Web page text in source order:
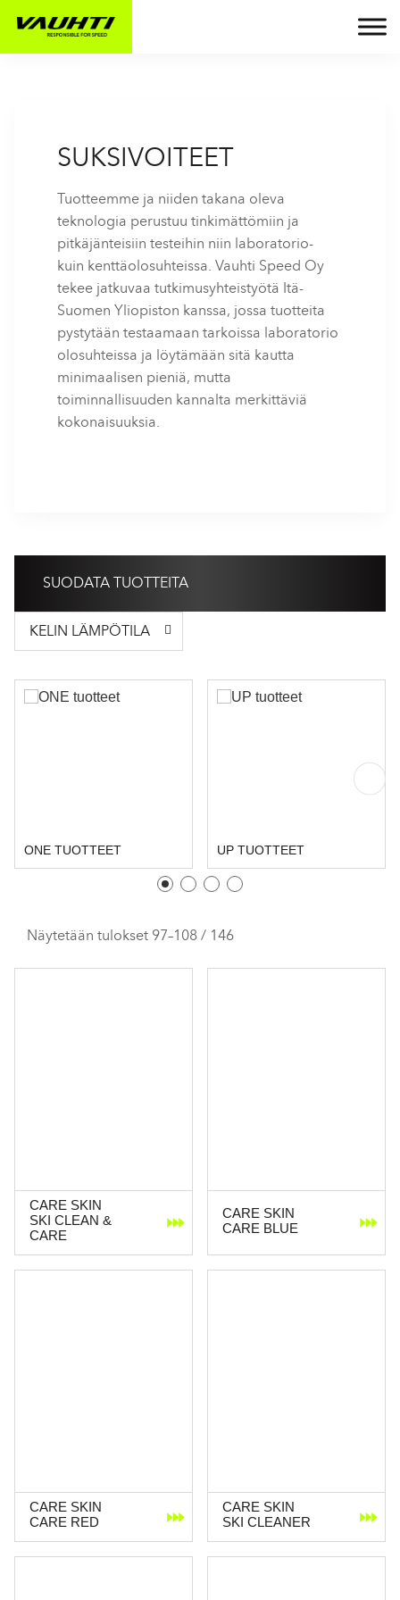
SUKSIVOITEET
Tuotteemme ja niiden takana oleva
teknologia perustuu tinkimättömiin ja
pitkäjänteisiin testeihin niin laboratorio-
kuin kenttäolosuhteissa. Vauhti Speed Oy
tekee jatkuvaa tutkimusyhteistyötä Itä-
Suomen Yliopiston kanssa, jossa tuotteita
pystytään testaamaan tarkoissa laboratorio
olosuhteissa ja löytämään sitä kautta
minimaalisen pieniä, mutta
toiminnallisuuden kannalta merkittäviä
kokonaisuuksia.
SUODATA TUOTTEITA
KELIN LÄMPÖTILA
ONE TUOTTEET UP TUOTTEET
Näytetään tulokset 97–108 / 146
CARE SKIN
SKI CLEAN &
CARE
CARE SKIN
CARE BLUE
CARE SKIN
CARE RED
CARE SKIN
SKI CLEANER